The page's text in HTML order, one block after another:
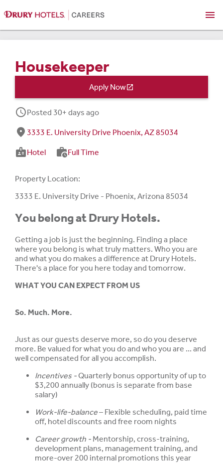
menu
Housekeeper
Apply Now
schedulePosted 30+ days ago
fmd_good 3333 E. University Drive Phoenix, AZ 85034
badgeHotel work_historyFull Time
Property Location:
3333 E. University Drive - Phoenix, Arizona 85034
You belong at Drury Hotels.
Getting a job is just the beginning. Finding a place
where you belong is what truly matters. Who you are
and what you do makes a difference at Drury Hotels.
There's a place for you here today and tomorrow.
WHAT YOU CAN EXPECT FROM US
So. Much. More.
Just as our guests deserve more, so do you deserve
more. Be valued for what you do and who you are ... and
well compensated for all you accomplish.
Incentives -Quarterly bonus opportunity of up to
$3,200 annually (bonus is separate from base
salary)
Work-life-balance– Flexible scheduling, paid time
off, hotel discounts and free room nights
Career growth - Mentorship, cross-training,
development plans, management training, and
more-over 200 internal promotions this year